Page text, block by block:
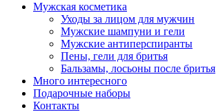
Мужская косметика
Уходы за лицом для мужчин
Мужские шампуни и гели
Мужские антиперспиранты
Пены, гели для бритья
Бальзамы, лосьоны после бритья
Много интересного
Подарочные наборы
Контакты